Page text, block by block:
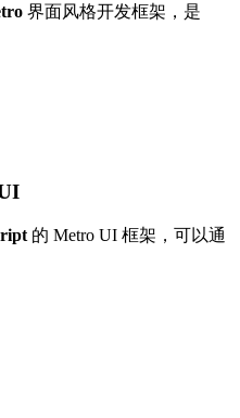
界面风格开发框架，是
的 Metro UI 框架，可以通